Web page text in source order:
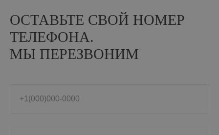
ОСТАВЬТЕ СВОЙ НОМЕР
ТЕЛЕФОНА.
МЫ ПЕРЕЗВОНИМ
+1(000)000-0000